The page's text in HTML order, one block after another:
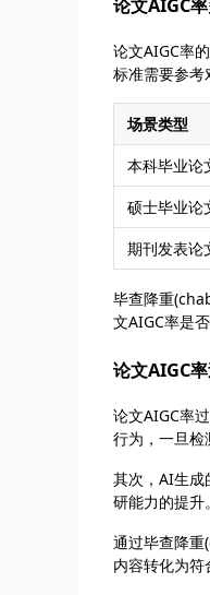
论文AIGC
论文AIGC率
标准需要参考
场景类型
本科毕业论
硕士毕业论
期刊发表论
毕查降重
文AIGC率是
论文AIGC
论文AIGC率
行为，一旦检
其次，AI生成
研能力的提升
通过毕查降
内容转化为符